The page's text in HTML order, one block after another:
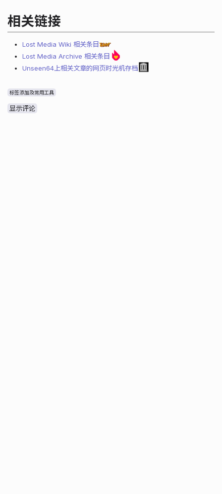
相关链接
Lost Media Wiki 相关条目
Lost Media Archive 相关条目
Unseen64上相关文章的网页时光机存档
标签添加及常用工具
显示评论